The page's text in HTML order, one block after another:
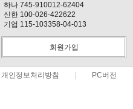
하나 745-910012-62404
신한 100-026-422622
기업 115-103358-04-013
회원가입
개인정보처리방침 PC버전